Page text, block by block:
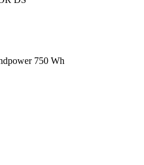
750 Wh